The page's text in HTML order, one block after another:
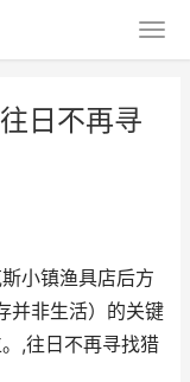
日不再寻
小镇渔具店后方
并非生活）的关键
,往日不再寻找猎